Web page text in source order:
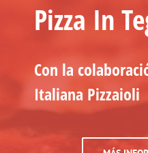
Pizza In
Con la
Italiana Pizzaioli